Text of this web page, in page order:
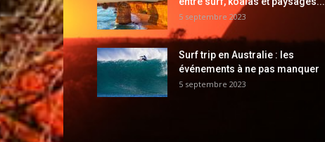
5 septembre 2023
Surf trip en Australie : les
événements à ne pas manquer
5 septembre 2023